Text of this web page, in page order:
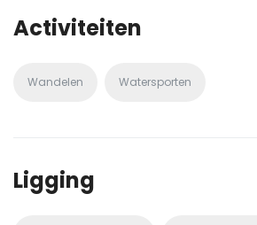
Activiteiten
Wandelen Watersporten
Ligging